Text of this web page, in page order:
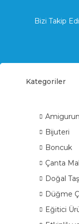
Bizi Takip
Kategoriler
ÜRÜN
Bijuteri
Boncuk
Çanta
Doğal
Düğme
Eğitici